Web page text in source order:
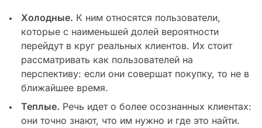
Холодные. К ним относятся пользователи,
которые с наименьшей долей вероятности
перейдут в круг реальных клиентов. Их стоит
рассматривать как пользователей на
перспективу: если они совершат покупку, то не в
ближайшее время.
Теплые. Речь идет о более осознанных клиентах:
они точно знают, что им нужно и где это найти.